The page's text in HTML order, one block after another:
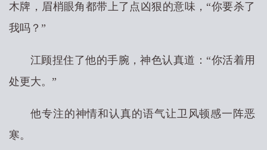
木牌，眉梢眼角都带上了点凶狠的意味，“你要杀了
我吗？”
江顾捏住了他的手腕，神色认真道：“你活着用
处更大。”
他专注的神情和认真的语气让卫风顿感一阵恶
寒。